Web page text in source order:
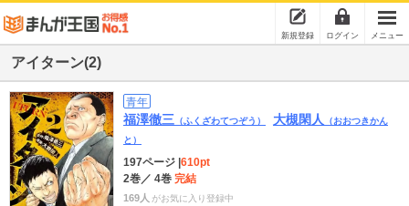
新規登録 ログイン メニュー
アイターン(2)
青年
福澤徹三 （ふくざわてつぞう） 大槻閑人
（おおつきかん
と）
197ページ 610pt
2巻／ 4巻 完結
169人 がお気に入り登録中